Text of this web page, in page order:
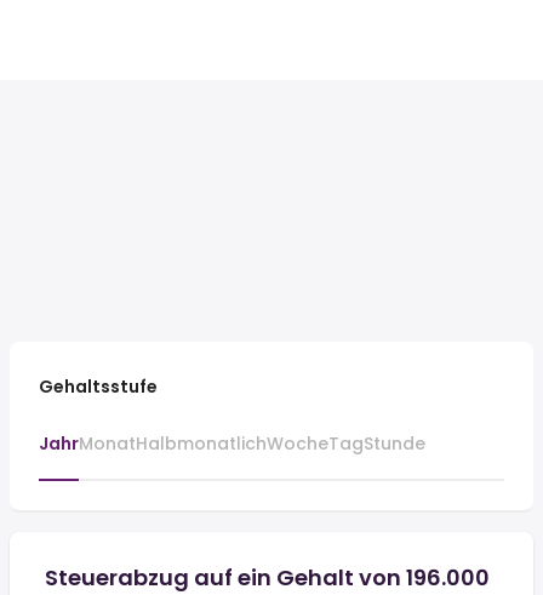
Gehaltsstufe
JahrMonatHalbmonatlichWocheTagStunde
Steuerabzug auf ein Gehalt von 196.000